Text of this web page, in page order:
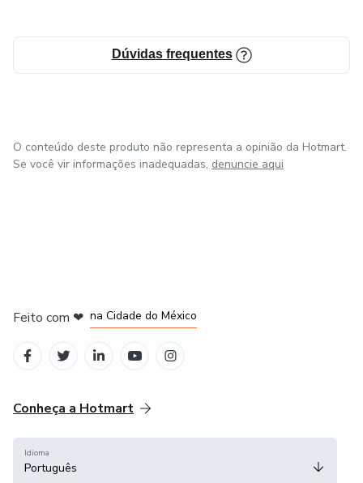
Dúvidas frequentes
O conteúdo deste produto não representa a opinião da Hotmart.
Se você vir informações inadequadas, denuncie aqui
Feito com ❤ na Cidade do México
Conheça a Hotmart
Idioma
Português